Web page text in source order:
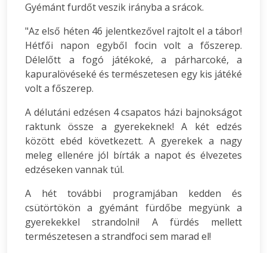
Gyémánt furdőt veszik irányba a srácok.
"Az első héten 46 jelentkezővel rajtolt el a tábor!
Hétfői napon egyből focin volt a főszerep.
Délelőtt a fogó játékoké, a párharcoké, a
kapuralövéseké és természetesen egy kis játéké
volt a főszerep.
A délutáni edzésen 4 csapatos házi bajnokságot
raktunk össze a gyerekeknek! A két edzés
között ebéd következett. A gyerekek a nagy
meleg ellenére jól bírták a napot és élvezetes
edzéseken vannak túl.
A hét további programjában kedden és
csütörtökön a gyémánt fürdőbe megyünk a
gyerekekkel strandolni! A fürdés mellett
természetesen a strandfoci sem marad el!